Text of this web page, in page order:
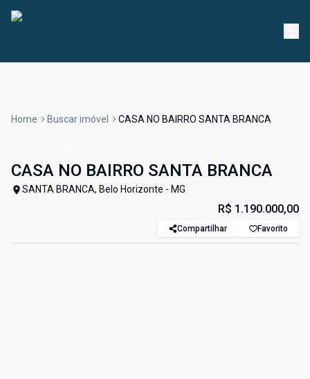
Home Buscar imóvel CASA NO BAIRRO SANTA BRANCA
CASA NO BAIRRO SANTA BRANCA
SANTA BRANCA, Belo Horizonte - MG
R$ 1.190.000,00
Compartilhar Favorito